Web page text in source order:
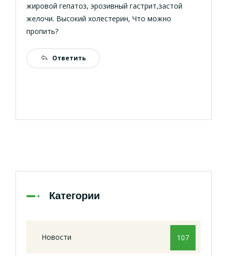
жировой гепатоз, эрозивный гастрит,застой
желочи. Высокий холестерин, Что можно
пропить?
Ответить
Категории
Новости 107